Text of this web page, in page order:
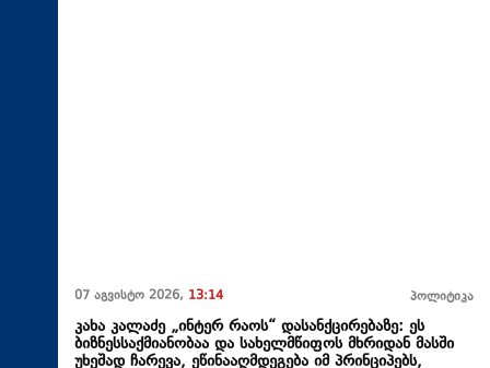
07 აგვისტო 2026, 13:14 პოლიტიკა
კახა კალაძე „ინტერ რაოს“ დასანქცირებაზე: ეს
ბიზნესსაქმიანობაა და სახელმწიფოს მხრიდან მასში
უხეშად ჩარევა, ეწინააღმდეგება იმ პრინციპებს,